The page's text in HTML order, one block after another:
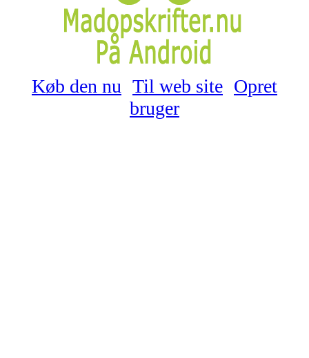
Køb den nu Til web site Opret
bruger